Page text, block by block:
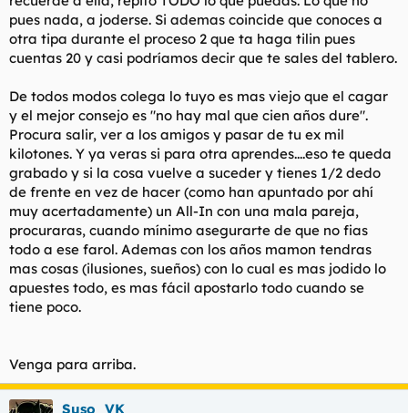
pues nada, a joderse. Si ademas coincide que conoces a
otra tipa durante el proceso 2 que ta haga tilin pues
cuentas 20 y casi podríamos decir que te sales del tablero.
De todos modos colega lo tuyo es mas viejo que el cagar
y el mejor consejo es "no hay mal que cien años dure".
Procura salir, ver a los amigos y pasar de tu ex mil
kilotones. Y ya veras si para otra aprendes....eso te queda
grabado y si la cosa vuelve a suceder y tienes 1/2 dedo
de frente en vez de hacer (como han apuntado por ahí
muy acertadamente) un All-In con una mala pareja,
procuraras, cuando mínimo asegurarte de que no fias
todo a ese farol. Ademas con los años mamon tendras
mas cosas (ilusiones, sueños) con lo cual es mas jodido lo
apuestes todo, es mas fácil apostarlo todo cuando se
tiene poco.
Venga para arriba.
Suso_VK